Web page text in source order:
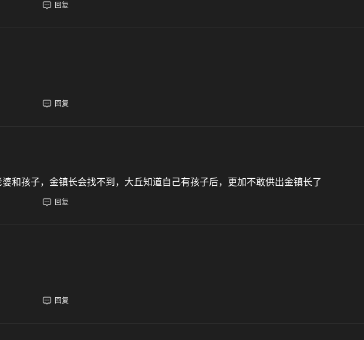
回复
回复
和孩子，金镇长会找不到，大丘知道自己有孩子后，更加不敢供出金镇长了
回复
回复